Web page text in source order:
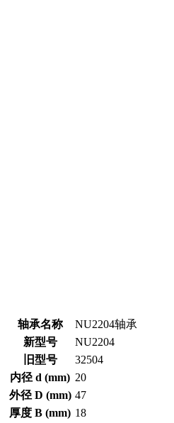
轴承名称
NU2204轴承
新型号
NU2204
旧型号
32504
内径 d (mm) 20
外径 D (mm) 47
厚度 B (mm) 18